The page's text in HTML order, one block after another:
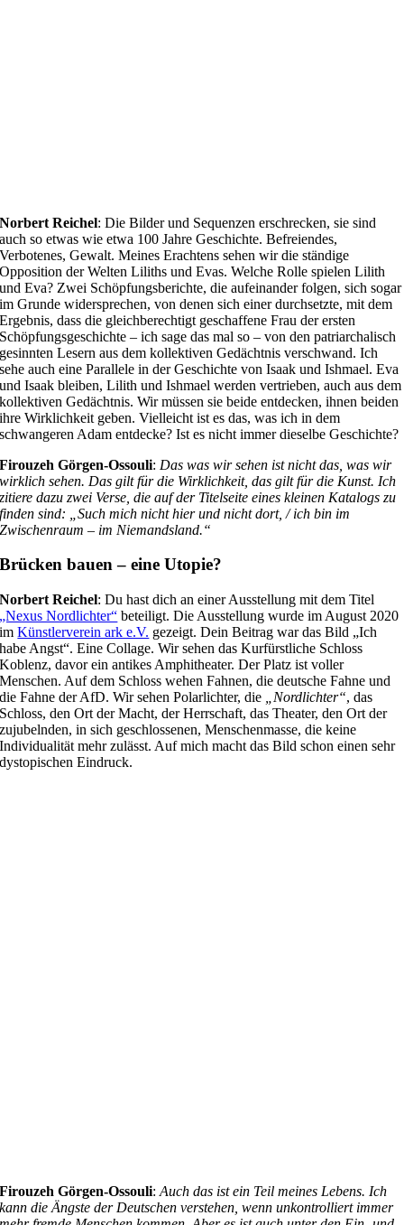
Norbert Reichel: Die Bilder und Sequenzen erschrecken, sie sind
auch so etwas wie etwa 100 Jahre Geschichte. Befreiendes,
Verbotenes, Gewalt. Meines Erachtens sehen wir die ständige
Opposition der Welten Liliths und Evas. Welche Rolle spielen Lilith
und Eva? Zwei Schöpfungsberichte, die aufeinander folgen, sich sogar
im Grunde widersprechen, von denen sich einer durchsetzte, mit dem
Ergebnis, dass die gleichberechtigt geschaffene Frau der ersten
Schöpfungsgeschichte – ich sage das mal so – von den patriarchalisch
gesinnten Lesern aus dem kollektiven Gedächtnis verschwand. Ich
sehe auch eine Parallele in der Geschichte von Isaak und Ishmael. Eva
und Isaak bleiben, Lilith und Ishmael werden vertrieben, auch aus dem
kollektiven Gedächtnis. Wir müssen sie beide entdecken, ihnen beiden
ihre Wirklichkeit geben. Vielleicht ist es das, was ich in dem
schwangeren Adam entdecke? Ist es nicht immer dieselbe Geschichte?
Firouzeh Görgen-Ossouli: Das was wir sehen ist nicht das, was wir
wirklich sehen. Das gilt für die Wirklichkeit, das gilt für die Kunst. Ich
zitiere dazu zwei Verse, die auf der Titelseite eines kleinen Katalogs zu
finden sind: „Such mich nicht hier und nicht dort, / ich bin im
Zwischenraum – im Niemandsland.“
Brücken bauen – eine Utopie?
Norbert Reichel: Du hast dich an einer Ausstellung mit dem Titel
„Nexus Nordlichter“ beteiligt. Die Ausstellung wurde im August 2020
imKünstlerverein ark e.V. gezeigt. Dein Beitrag war das Bild „Ich
habe Angst“. Eine Collage. Wir sehen das Kurfürstliche Schloss
Koblenz, davor ein antikes Amphitheater. Der Platz ist voller
Menschen. Auf dem Schloss wehen Fahnen, die deutsche Fahne und
die Fahne der AfD. Wir sehen Polarlichter, die
„Nordlichter“, das
Schloss, den Ort der Macht, der Herrschaft, das Theater, den Ort der
zujubelnden, in sich geschlossenen, Menschenmasse, die keine
Individualität mehr zulässt. Auf mich macht das Bild schon einen sehr
dystopischen Eindruck.
Firouzeh Görgen-Ossouli:Auch das ist ein Teil meines Lebens. Ich
kann die Ängste der Deutschen verstehen, wenn unkontrolliert immer